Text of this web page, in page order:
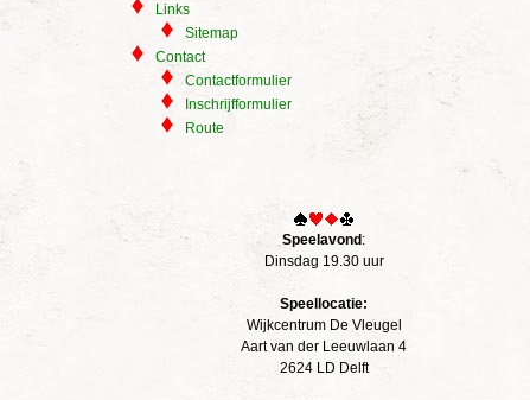
Links
Sitemap
Contact
Contactformulier
Inschrijfformulier
Route
Speelavond :
Dinsdag 19.30 uur
Speellocatie:
Wijkcentrum De Vleugel
Aart van der Leeuwlaan 4
2624 LD Delft